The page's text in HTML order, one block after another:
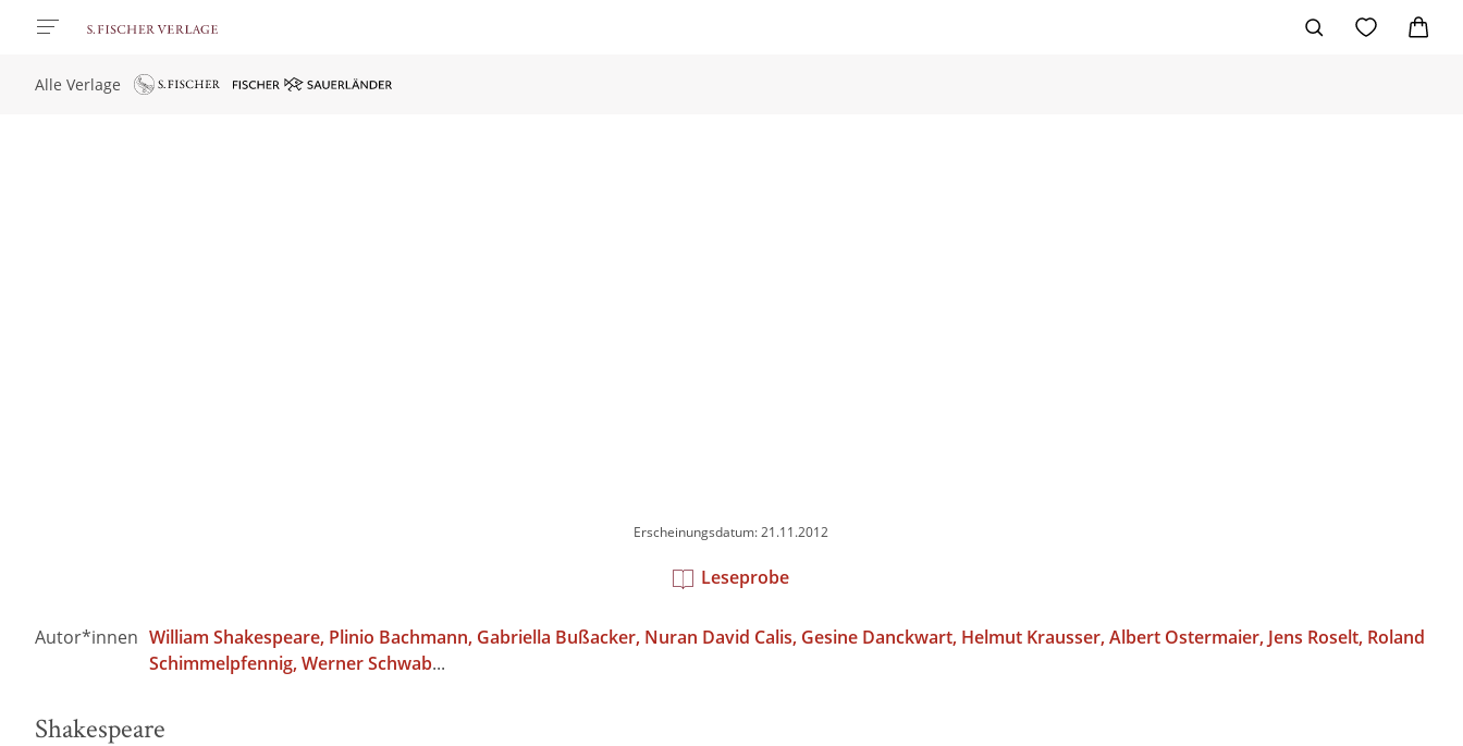
Alle Verlage
Erscheinungsdatum: 21.11.2012
Leseprobe
Autor*innen William Shakespeare Plinio Bachmann Gabriella Bußacker Nuran David Calis Gesine Danckwart Helmut Krausser Albert Ostermaier Jens Roselt Roland
Schimmelpfennig Werner Schwab...
Shakespeare